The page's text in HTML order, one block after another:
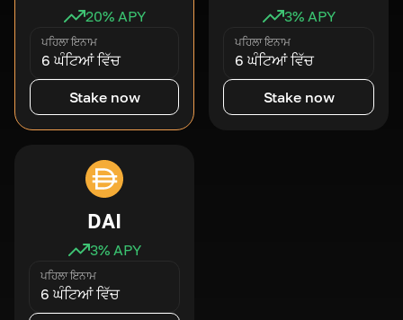
20% APY
ਪਹਿਲਾ ਇਨਾਮ
6 ਘੰਟਿਆਂ ਵਿੱਚ
Stake now
3% APY
ਪਹਿਲਾ ਇਨਾਮ
6 ਘੰਟਿਆਂ ਵਿੱਚ
Stake now
DAI
3% APY
ਪਹਿਲਾ ਇਨਾਮ
6 ਘੰਟਿਆਂ ਵਿੱਚ